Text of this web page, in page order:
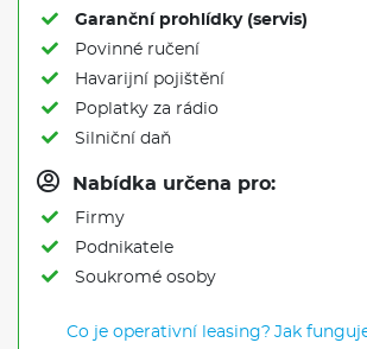
Garanční prohlídky (servis)
Povinné ručení
Havarijní pojištění
Poplatky za rádio
Silniční daň
Nabídka určena pro:
Firmy
Podnikatele
Soukromé osoby
Co je operativní leasing? Jak